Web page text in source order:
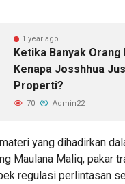
1 year ago
Ketika Banyak Orang
Kenapa Josshhua
Properti?
70 Admin22
yang dihadirkan
Maulana Maliq, pakar
regulasi perlintasan